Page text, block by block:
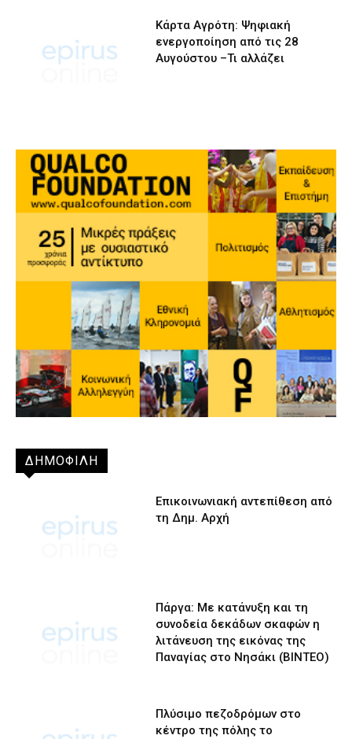
Κάρτα Αγρότη: Ψηφιακή
ενεργοποίηση από τις 28
Αυγούστου –Τι αλλάζει
ΔΗΜΟΦΙΛΗ
Επικοινωνιακή αντεπίθεση από
τη Δημ. Αρχή
Πάργα: Με κατάνυξη και τη
συνοδεία δεκάδων σκαφών η
λιτάνευση της εικόνας της
Παναγίας στο Νησάκι (BINTEO)
Πλύσιμο πεζοδρόμων στο
κέντρο της πόλης το